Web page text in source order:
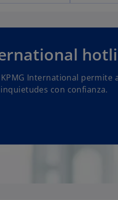
International permite
con confianza.